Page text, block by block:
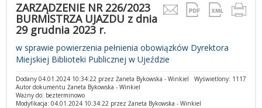
ZARZĄDZENIE NR 226/2023
BURMISTRZA UJAZDU z dnia
29 grudnia 2023 r.
w sprawie powierzenia pełnienia obowiązków Dyrektora
Miejskiej Biblioteki Publicznej w Ujeździe
Wyświetlony: 1117
Dodany 04.01.2024 10:34:22 przez Żaneta Bykowska - Winkiel
Autor dokumentu Żaneta Bykowska - Winkiel
Ważny do: bezterminowo
Modyfikacja: 04.01.2024 10:34:22 przez Żaneta Bykowska - Winkiel